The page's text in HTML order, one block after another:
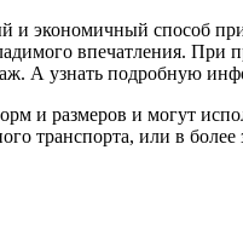
способ
впечатления.
А узнать подробную
и размеров и могут
транспорта, или в